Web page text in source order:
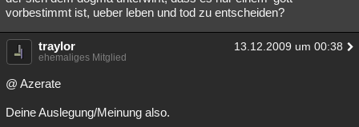
Astronomie Helpdesk Gruppen Gaming Filme
Musik
Übersichten
Besucht
Lesenswert Schlüsselwörter
vorbestimmt ist, ueber leben und tod zu entscheiden?
traylor 13.12.2009 um 00:38
ehemaliges Mitglied
@ Azerate
Deine Auslegung/Meinung also.